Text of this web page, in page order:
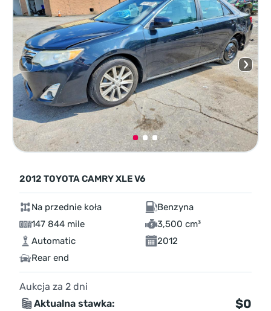
2012 TOYOTA CAMRY XLE V6
Na przednie koła
Benzyna
147 844 mile
3,500 cm³
Automatic
2012
Rear end
Aukcja za 2 dni
Aktualna stawka:
$0